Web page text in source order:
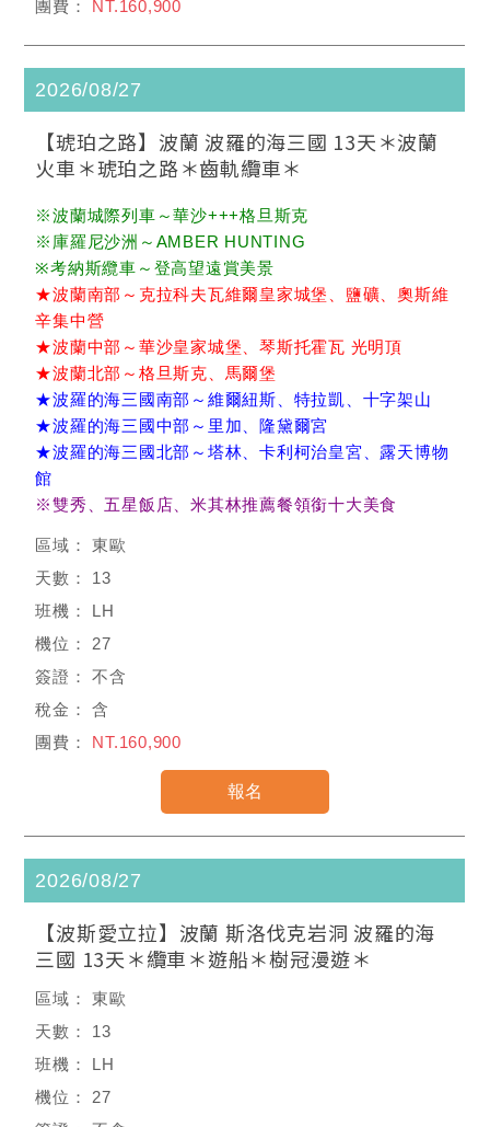
NT.160,900
2026/08/27
【琥珀之路】波蘭 波羅的海三國 13天＊波蘭
火車＊琥珀之路＊齒軌纜車＊
※波蘭城際列車～華沙+++格旦斯克
※庫羅尼沙洲～AMBER HUNTING
※考納斯纜車～登高望遠賞美景
★波蘭南部～克拉科夫瓦維爾皇家城堡、鹽礦、奧斯維
辛集中營
★波蘭中部～華沙皇家城堡、琴斯托霍瓦 光明頂
★波蘭北部～格旦斯克、馬爾堡
★波羅的海三國南部～維爾紐斯、特拉凱、十字架山
★波羅的海三國中部～里加、隆黛爾宮
★波羅的海三國北部～塔林、卡利柯治皇宮、露天博物
館
※雙秀、 五星飯店 、米其林推薦餐領銜十大美食
東歐
13
LH
27
不含
含
NT.160,900
2026/08/27
【波斯愛立拉】波蘭 斯洛伐克岩洞 波羅的海
三國 13天＊纜車＊遊船＊樹冠漫遊＊
東歐
13
LH
27